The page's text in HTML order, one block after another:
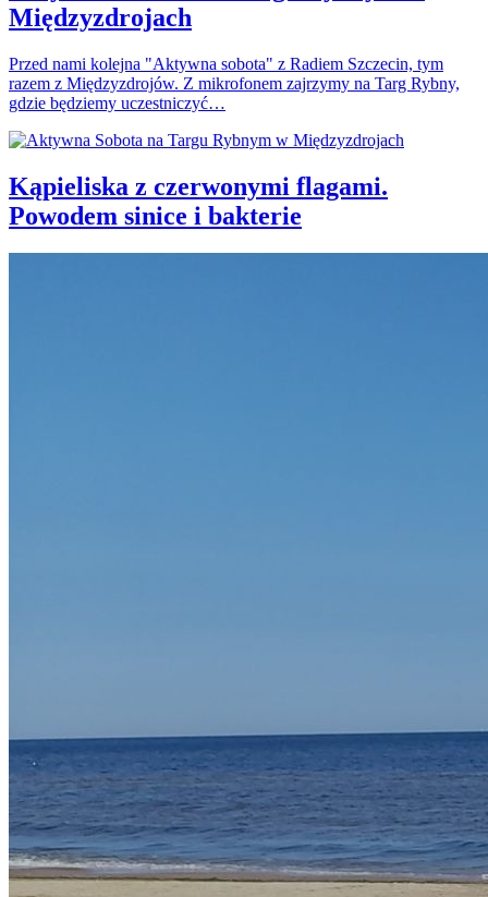
Międzyzdrojach
Przed nami kolejna "Aktywna sobota" z Radiem Szczecin, tym
razem z Międzyzdrojów. Z mikrofonem zajrzymy na Targ Rybny,
gdzie będziemy uczestniczyć…
Kąpieliska z czerwonymi flagami.
Powodem sinice i bakterie